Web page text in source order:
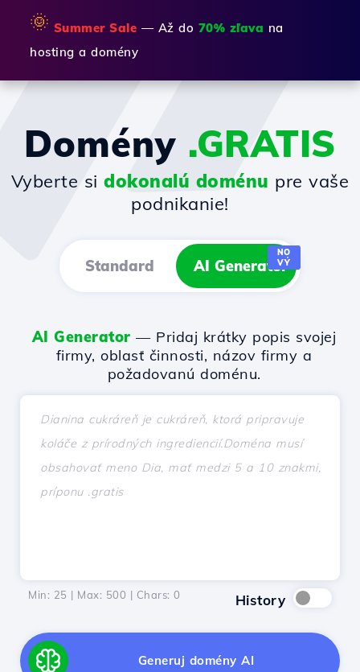
🌞 Summer Sale — Až do 70% zľava na
hosting a domény
Domény .GRATIS
Vyberte sidokonalú doménu pre vaše
podnikanie!
Standard AI Generator
NO
VÝ
AI Generator — Pridaj krátky popis svojej
firmy, oblasť činnosti, názov firmy a
požadovanú doménu.
Min: 25 | Max: 500 | Chars: 0 History
Generuj domény AI